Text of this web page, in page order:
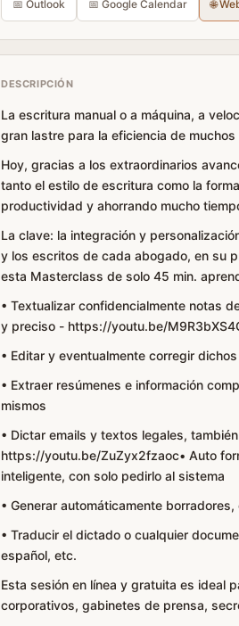
📅 Outlook 📅 Google Calendar 🌐
DESCRIPCIÓN
La escritura manual o a máquina, a
gran lastre para la eficiencia de
Hoy, gracias a los extraordinarios
tanto el estilo de escritura como la
productividad y ahorrando mucho
La clave: la integración y
y los escritos de cada abogado, en su
esta Masterclass de solo 45 min.
• Textualizar confidencialmente notas
y preciso - https://youtu.be/
• Editar y eventualmente corregir
• Extraer resúmenes e información
mismos
• Dictar emails y textos legales,
https://youtu.be/ZuZyx2fzaoc• Auto
inteligente, con solo pedirlo al sistema
• Generar automáticamente
• Traducir el dictado o cualquier
español, etc.
Esta sesión en línea y gratuita es ideal
corporativos, gabinetes de prensa,